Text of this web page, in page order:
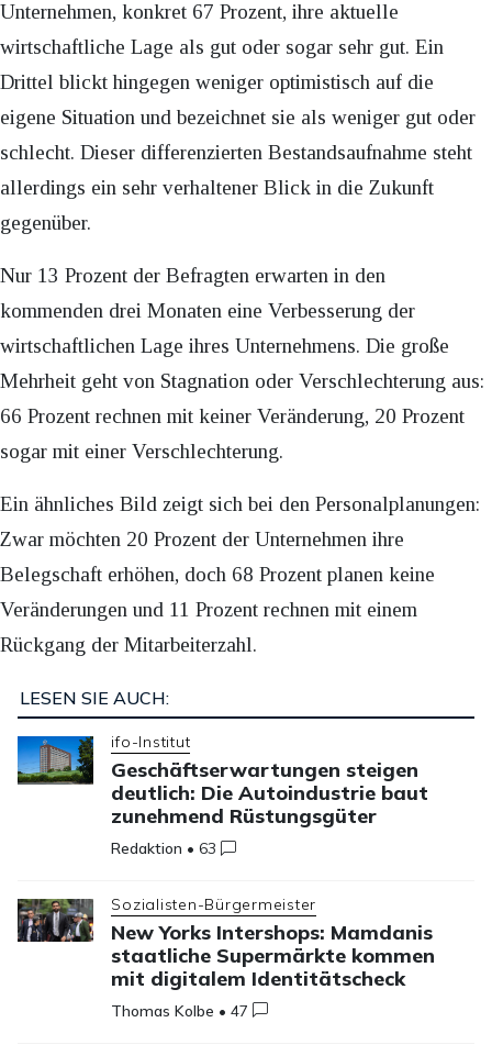
Unternehmen, konkret 67 Prozent, ihre aktuelle
wirtschaftliche Lage als gut oder sogar sehr gut. Ein
Drittel blickt hingegen weniger optimistisch auf die
eigene Situation und bezeichnet sie als weniger gut oder
schlecht. Dieser differenzierten Bestandsaufnahme steht
allerdings ein sehr verhaltener Blick in die Zukunft
gegenüber.
Nur 13 Prozent der Befragten erwarten in den
kommenden drei Monaten eine Verbesserung der
wirtschaftlichen Lage ihres Unternehmens. Die große
Mehrheit geht von Stagnation oder Verschlechterung aus:
66 Prozent rechnen mit keiner Veränderung, 20 Prozent
sogar mit einer Verschlechterung.
Ein ähnliches Bild zeigt sich bei den Personalplanungen:
Zwar möchten 20 Prozent der Unternehmen ihre
Belegschaft erhöhen, doch 68 Prozent planen keine
Veränderungen und 11 Prozent rechnen mit einem
Rückgang der Mitarbeiterzahl.
LESEN SIE AUCH:
ifo-Institut
Geschäftserwartungen steigen
deutlich: Die Autoindustrie baut
zunehmend Rüstungsgüter
Redaktion •63
Sozialisten-Bürgermeister
New Yorks Intershops: Mamdanis
staatliche Supermärkte kommen
mit digitalem Identitätscheck
Thomas Kolbe •47